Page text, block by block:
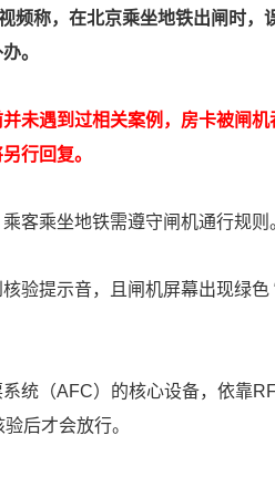
频称，在北京乘坐地铁出闸时，
。
未遇到过相关案例，房卡被闸
行回复。
客乘坐地铁需遵守闸机通行规则
验提示音，且闸机屏幕出现绿色
统（AFC）的核心设备，依靠
后才会放行。